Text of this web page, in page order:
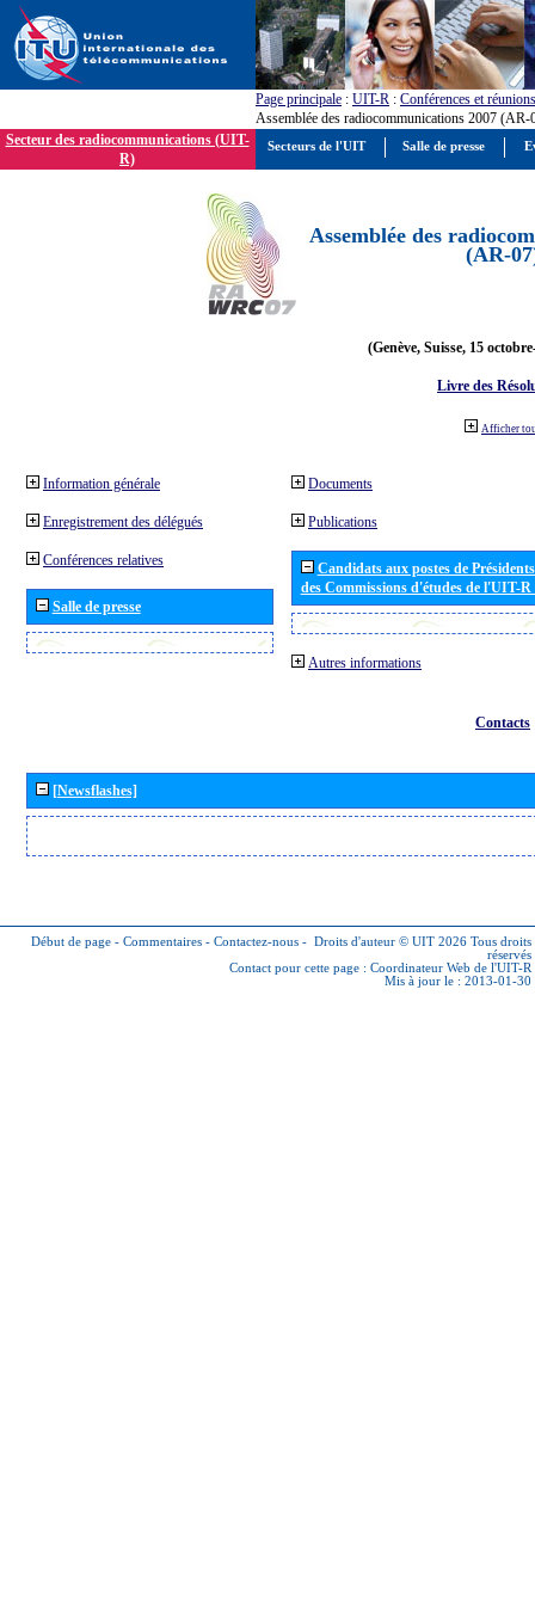
Page principale : UIT-R : Conférences et réunions
Assemblée des radiocommunications 2007 (AR-
Secteur des radiocommunications (UIT-
R)
Assemblée des
(AR-
(Genève, Suisse, 15
Livre des
Afficher
Information générale
Enregistrement des délégués
Conférences relatives
Salle de presse
Documents
Publications
Candidats aux postes de
des Commissions d'études de l'UIT-
Autres informations
Contacts
[Newsflashes]
Début de page - Commentaires - Contactez-nous - Droits d'auteur © UIT 2026 Tous droits
réservés
Contact pour cette page : Coordinateur Web de l'UIT-R
Mis à jour le : 2013-01-30
Secteurs de l'UIT Salle de presse